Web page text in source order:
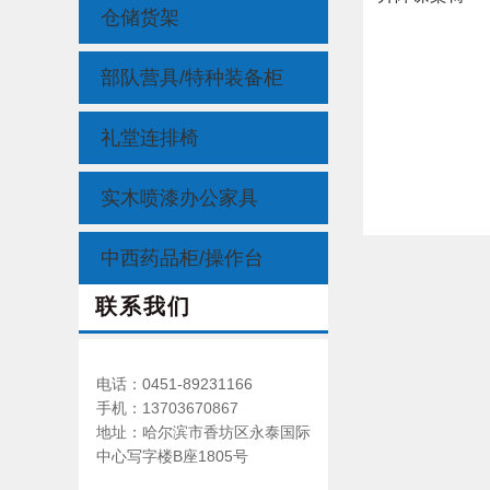
仓储货架
部队营具/特种装备柜
礼堂连排椅
实木喷漆办公家具
中西药品柜/操作台
联系我们
电话：0451-89231166
手机： 13703670867
地址：哈尔滨市香坊区永泰国际
中心写字楼B座1805号